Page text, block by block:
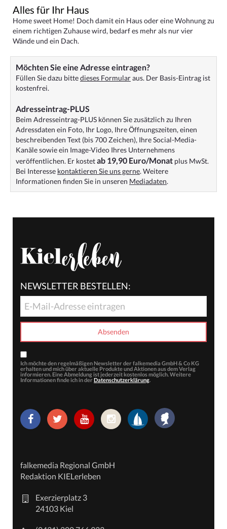
Alles für Ihr Haus
Home sweet Home! Doch damit ein Haus oder eine Wohnung zu
einem richtigen Zuhause wird, bedarf es mehr als nur vier
Wände und ein Dach.
Möchten Sie eine Adresse eintragen?
Füllen Sie dazu bittedieses Formularaus. Der Basis-Eintrag ist
kostenfrei.
Adresseintrag-PLUS
Beim Adresseintrag-PLUS können Sie zusätzlich zu Ihren
Adressdaten ein Foto, Ihr Logo, Ihre Öffnungszeiten, einen
beschreibenden Text (bis 700 Zeichen), Ihre Social-Media-
Kanäle sowie ein Image-Video Ihres Unternehmens
veröffentlichen. Er kostetab 19,90 Euro/Monat plus MwSt.
Bei Interesse kontaktieren Sie uns gerne. Weitere
Informationen finden Sie in unseren Mediadaten.
NEWSLETTER BESTELLEN:
Ich möchte den regelmäßigen Newsletter der falkemedia GmbH & Co KG
erhalten und mich über aktuelle Produkte und Aktionen aus dem Verlag
informieren. Eine Abmeldung ist jederzeit kostenlos möglich. Weitere
Informationen finde ich in der Datenschutzerklärung.
falkemedia Regional GmbH
Redaktion KIELerleben
Exerzierplatz 3
24103 Kiel